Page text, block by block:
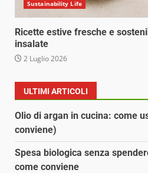
Sustainability Life
Ricette estive fresche e
insalate
2 Luglio 2026
ULTIMI ARTICOLI
Olio di argan in cucina: come
conviene)
Spesa biologica senza
come conviene